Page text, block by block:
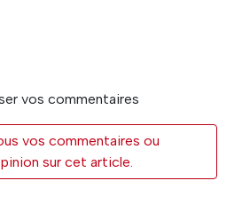
vos commentaires
vos commentaires ou
sur cet article.